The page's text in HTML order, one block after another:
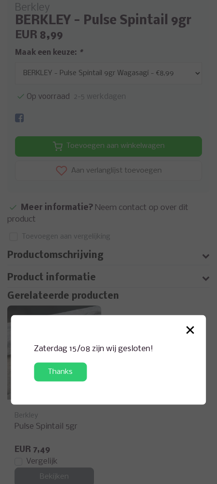
Berkley
BERKLEY - Pulse Spintail 9gr
EUR 8,99
Maak een keuze: *
Op voorraad 2-5 werkdagen
Toevoegen aan winkelwagen
Aan verlanglijst toevoegen
Meer informatie? Neem contact op over dit
product
Toevoegen aan vergelijking
Productomschrijving
Product informatie
Gerelateerde producten
Berkley
Pulse Spintail 5gr
EUR 7,49
Vergelijk
Bekijken
×
Zaterdag 15/08 zijn wij gesloten!
Thanks